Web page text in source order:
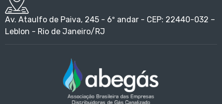
Av. Ataulfo de Paiva, 245 - 6º andar - CEP: 22440-032 –
Leblon - Rio de Janeiro/RJ